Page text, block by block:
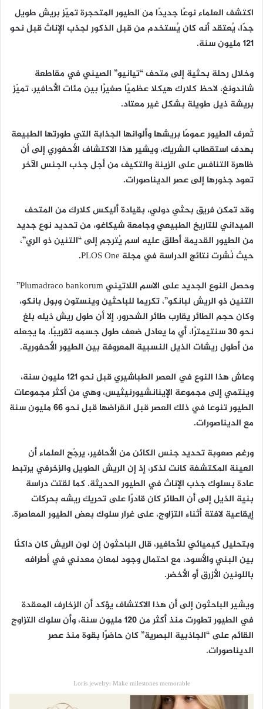
اكتشف العلماء نوعًا جديدًا من الطيور المتحجرة تميّز بريش طويل
جدًا، يُعتقد أنه كان يُستخدم من قبل الذكور لجذب الإناث قبل نحو
121 مليون سنة.
وخلال رحلة بحثية إلى متحف “تيانيو” الصيني في مقاطعة
شاندونغ، لاحظ كلارك هيكلا عظميًا صغيرًا بين مئات الأحافير، تميّز
بريشة ذيل طويلة بشكل غير معتاد.
تُعرف الطيور عمومًا بريشها وألوانها الجذابة التي طورتها الطبيعة
بهدف استقطاب الشريك، ويشير هذا الاكتشاف الأحفوري إلى أن
ظاهرة التنافس على الزينة والتكيف من أجل جذب الجنس الآخر
تعود جذورها إلى عصر الديناصورات.
وقد تمكن فريق بحثي دولي، بقيادة أليكس كلارك من المتحف
الميداني للتاريخ الطبيعي وجامعة شيكاغو، من تحديد نوع جديد
من الطيور القديمة أُطلق عليه اسم يُترجم إلى “التنين ذو الري”،
حيث نُشرت نتائج الدراسة في مجلة PLOS One.
وحصل النوع الجديد على الاسم اللاتيني Plumadraco bankorum”
التنين ذو الريش لبانكو”، تكريما للباحثين وينستون وبول بانكو،
وكان حجم الطائر يقارب طائر الشحرور، إلا أن طول ريش ذيله بلغ
نحو 30 سنتيمترًا، أي ما يعادل ضعف طول جسمه تقريبًا، ما يجعله
من أطول ريشات الذيل النسبية المعروفة بين الطيور الأحفورية.
وعاش هذا النوع في العصر الطباشيري قبل نحو 121 مليون سنة،
وينتمي إلى مجموعة الإينانشيورنيثيس، وهي من أكثر مجموعات
الطيور تنوعا في ذلك العصر قبل انقراضها قبل نحو 66 مليون سنة
مع الديناصورات.
ورغم صعوبة تحديد جنس الكائن من الأحافير، يرجّح العلماء أن
العينة المكتشفة كانت لذكر، إذ إن الريش الطويل والزخرفي يرتبط
عادة بسلوك جذب الإناث في الطيور الحديثة. كما لقتت دراسة
بنية الذيل إلى أن الطائر كان قادرًا على تحريك ريشه بحركات
إيقاعية لافتة أثناء التزاوج، على غرار سلوك بعض الطيور المعاصرة.
وبتحليل كيميائي للأحافير، قال الباحثون إن لون الريش كان داكنًا
بين البني والأسود، مع احتمال وجود لمعان معدني في أطرافه
باللونين الأزرق أو الأخضر.
ويشير الباحثون إلى أن هذا الاكتشاف يؤكد أن الزخارف المعقدة
في الطيور تطورت منذ أكثر من 120 مليون سنة، وأن سلوك التزاوج
القائم على “الجاذبية البصرية” كان حاضرًا بقوة منذ عصر
الديناصورات.
Loris jewelry: Make milestones memorable